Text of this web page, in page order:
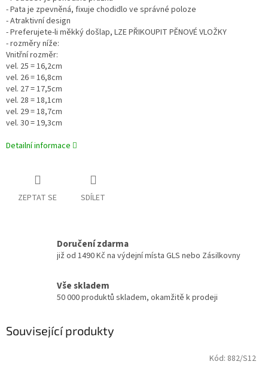
- Pata je zpevněná, fixuje chodidlo ve správné poloze
- Atraktivní design
- Preferujete-li měkký došlap, LZE PŘIKOUPIT PĚNOVÉ VLOŽKY
- rozměry níže:
Vnitřní rozměr:
vel. 25 = 16,2cm
vel. 26 = 16,8cm
vel. 27 = 17,5cm
vel. 28 = 18,1cm
vel. 29 = 18,7cm
vel. 30 = 19,3cm
Detailní informace
ZEPTAT SE SDÍLET
Doručení zdarma
již od 1490 Kč na výdejní místa GLS nebo Zásilkovny
Vše skladem
50 000 produktů skladem, okamžitě k prodeji
Související produkty
Kód: 882/S12